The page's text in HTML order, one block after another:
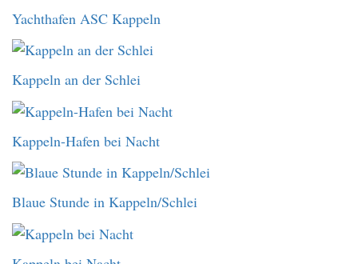
Yachthafen ASC Kappeln
Kappeln an der Schlei
Kappeln-Hafen bei Nacht
Blaue Stunde in Kappeln/Schlei